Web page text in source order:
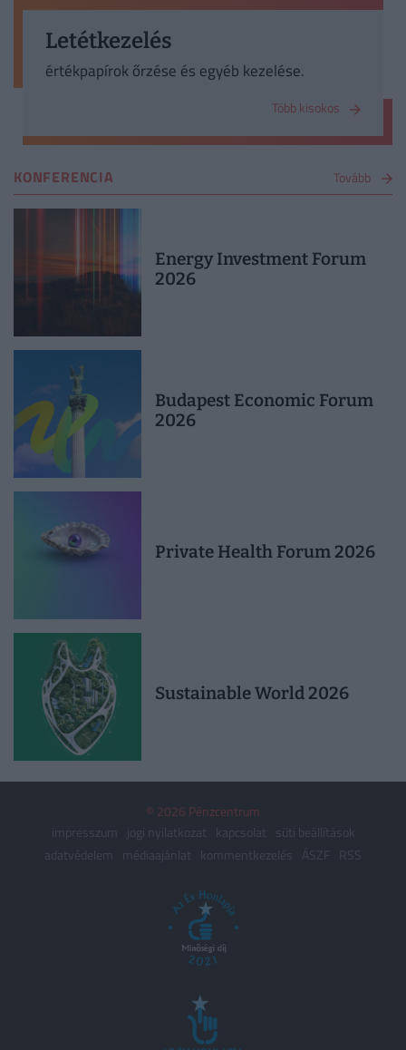
Letétkezelés
értékpapírok őrzése és egyéb kezelése.
Több kisokos
KONFERENCIA Tovább
Energy Investment Forum
2026
Budapest Economic Forum
2026
Private Health Forum 2026
Sustainable World 2026
© 2026 Pénzcentrum
impresszum
jogi nyilatkozat kapcsolat
süti beállítások
adatvédelem
médiaajánlat kommentkezelés ÁSZF RSS